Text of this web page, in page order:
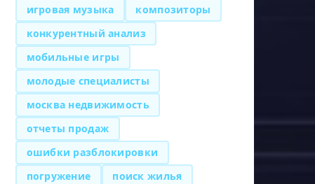
игровая музыка
композиторы
конкурентный анализ
мобильные игры
молодые специалисты
москва недвижимость
отчеты продаж
ошибки разблокировки
погружение
поиск жилья